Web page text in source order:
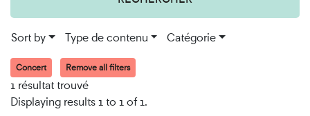
Sort by Type de contenu Catégorie
Concert Remove all filters
1 résultat trouvé
Displaying results 1 to 1 of 1.